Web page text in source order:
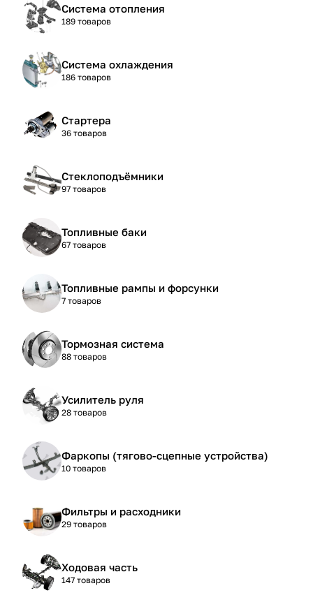
Система отопления
189 товаров
Система охлаждения
186 товаров
Стартера
36 товаров
Стеклоподъёмники
97 товаров
Топливные баки
67 товаров
Топливные рампы и форсунки
7 товаров
Тормозная система
88 товаров
Усилитель руля
28 товаров
Фаркопы (тягово-сцепные устройства)
10 товаров
Фильтры и расходники
29 товаров
Ходовая часть
147 товаров